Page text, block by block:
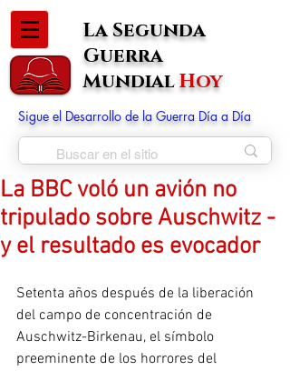
La Segunda
Guerra
MundialHoy
Sigue el Desarrollo de la Guerra Día a Día
La BBC voló un avión no
tripulado sobre Auschwitz -
y el resultado es evocador
Setenta años después de la liberación
del campo de concentración de
Auschwitz-Birkenau, el símbolo
preeminente de los horrores del